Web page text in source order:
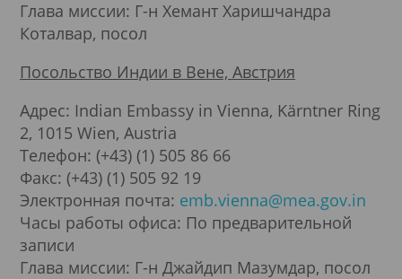
Глава миссии: Г-н Хемант Харишчандра
Коталвар, посол
Посольство Индии в Вене, Австрия
Адрес: Indian Embassy in Vienna, Kärntner Ring
2, 1015 Wien, Austria
Телефон: (+43) (1) 505 86 66
Факс: (+43) (1) 505 92 19
Электронная почта: emb.vienna@mea.gov.in
Часы работы офиса: По предварительной
записи
Глава миссии: Г-н Джайдип Мазумдар, посол